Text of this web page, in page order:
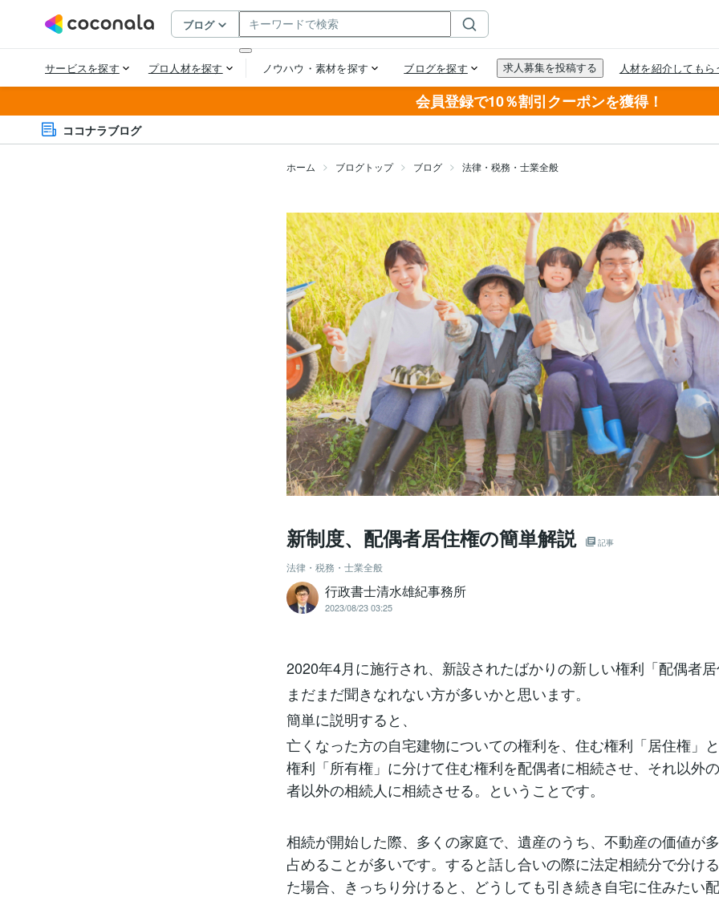
会員登録で10％割引クーポンを獲得！
ココナラブログ
ホーム ブログトップ ブログ 法律・税務・士業全般
新制度、配偶者居住権の簡単解説 記事
法律・税務・士業全般
行政書士清水雄紀事務所
2023/08/23 03:25
2020年4月に施行され、新設されたばかりの新しい権利「配偶者
まだまだ聞きなれない方が多いかと思います。
簡単に説明すると、
亡くなった方の自宅建物についての権利を、住む権利「居住権」
権利「所有権」に分けて住む権利を配偶者に相続させ、それ以外
者以外の相続人に相続させる。ということです。
相続が開始した際、多くの家庭で、遺産のうち、不動産の価値が
占めることが多いです。すると話し合いの際に法定相続分で分け
た場合、きっちり分けると、どうしても引き続き自宅に住みたい